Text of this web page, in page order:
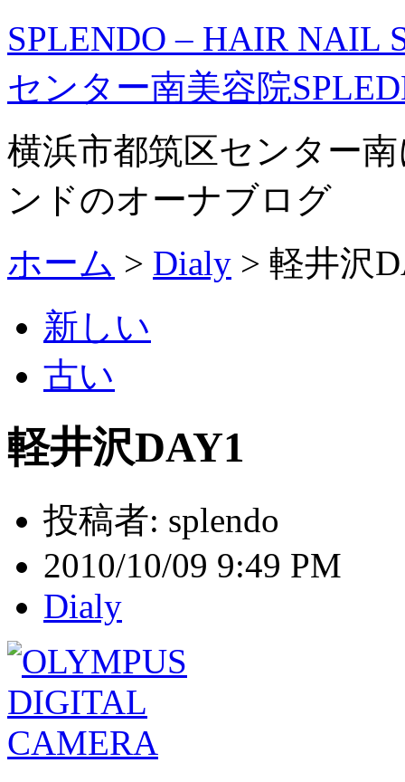
SPLENDO – HAIR NAIL
センター南美容院
横浜市都筑区センター
ンドのオーナブログ
ホーム > Dialy > 軽井沢
新しい
古い
軽井沢DAY1
投稿者: splendo
2010/10/09 9:49 PM
Dialy